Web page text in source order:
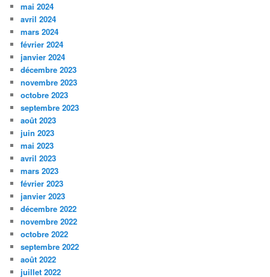
mai 2024
avril 2024
mars 2024
février 2024
janvier 2024
décembre 2023
novembre 2023
octobre 2023
septembre 2023
août 2023
juin 2023
mai 2023
avril 2023
mars 2023
février 2023
janvier 2023
décembre 2022
novembre 2022
octobre 2022
septembre 2022
août 2022
juillet 2022